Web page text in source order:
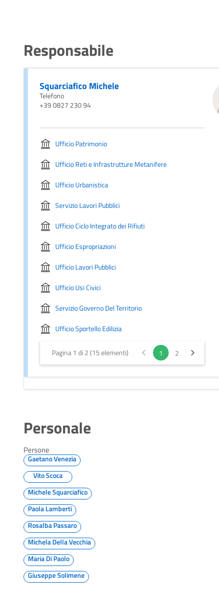
Responsabile
Squarciafico Michele
Telefono
+39 0827 230 94
Ufficio Patrimonio
Ufficio Reti e Infrastrutture Metanifere
Ufficio Urbanistica
Servizio Lavori Pubblici
Ufficio Ciclo Integrato dei Rifiuti
Ufficio Espropriazioni
Ufficio Lavori Pubblici
Ufficio Usi Civici
Servizio Governo Del Territorio
Ufficio Sportello Edilizia
Pagina 1 di 2 (15 elementi) 1 2
Personale
Persone
Gaetano Venezia
Vito Scoca
Michele Squarciafico
Paola Lamberti
Rosalba Passaro
Michela Della Vecchia
Maria Di Paolo
Giuseppe Solimene